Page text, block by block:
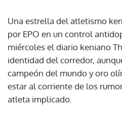
Una estrella del atletismo
por EPO en un control
miércoles el diario keniano
identidad del corredor,
campeón del mundo y oro
estar al corriente de los
atleta implicado.